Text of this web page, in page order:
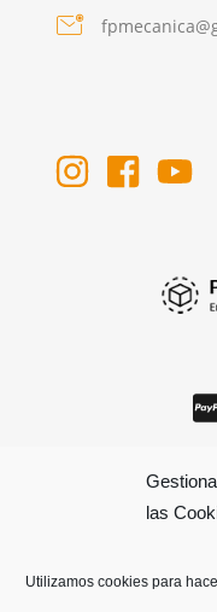
las
Utilizamos cookies para